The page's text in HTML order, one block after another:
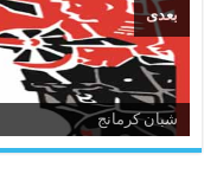
شبان کرمانج
بعدی